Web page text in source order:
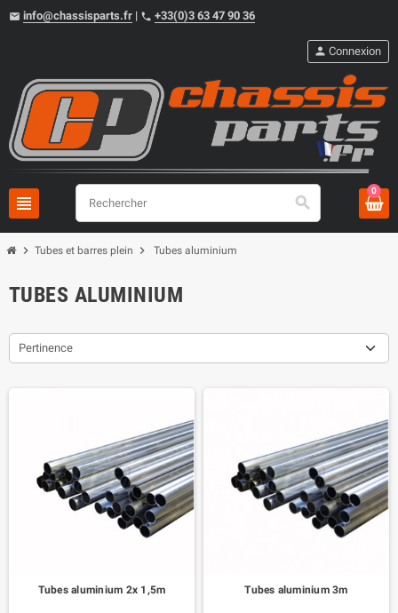
email info@chassisparts.fr | phone +33(0)3 63 47 90 36
view_headline search
person Connexion
0
chevron_right Tubes et barres plein chevron_right Tubes aluminium
TUBES ALUMINIUM
Pertinence
Tubes aluminium 2x 1,5m Tubes aluminium 3m